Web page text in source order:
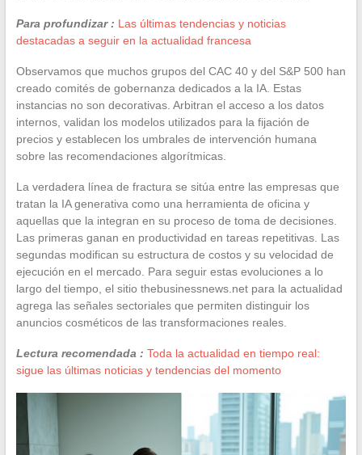
Para profundizar : Las últimas tendencias y noticias
destacadas a seguir en la actualidad francesa
Observamos que muchos grupos del CAC 40 y del S&P 500 han
creado comités de gobernanza dedicados a la IA. Estas
instancias no son decorativas. Arbitran el acceso a los datos
internos, validan los modelos utilizados para la fijación de
precios y establecen los umbrales de intervención humana
sobre las recomendaciones algorítmicas.
La verdadera línea de fractura se sitúa entre las empresas que
tratan la IA generativa como una herramienta de oficina y
aquellas que la integran en su proceso de toma de decisiones.
Las primeras ganan en productividad en tareas repetitivas. Las
segundas modifican su estructura de costos y su velocidad de
ejecución en el mercado. Para seguir estas evoluciones a lo
largo del tiempo, el sitio thebusinessnews.net para la actualidad
agrega las señales sectoriales que permiten distinguir los
anuncios cosméticos de las transformaciones reales.
Lectura recomendada : Toda la actualidad en tiempo real:
sigue las últimas noticias y tendencias del momento